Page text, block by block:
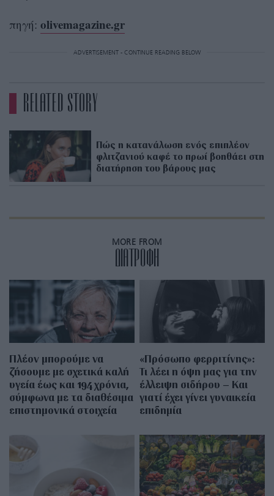
πηγή: olivemagazine.gr
ADVERTISEMENT - CONTINUE READING BELOW
RELATED STORY
Πώς η κατανάλωση ενός επιπλέον
φλιτζανιού καφέ το πρωί βοηθάει στη
διατήρηση του βάρους μας
MORE FROM
ΔΙΑΤΡΟΦΗ
Πλέον μπορούμε να
ζήσουμε με σχετικά καλή
υγεία έως και 194 χρόνια,
σύμφωνα με τα διαθέσιμα
επιστημονικά στοιχεία
«Πρόσωπο φερριτίνης»:
Τι λέει η όψη μας για την
έλλειψη σιδήρου – Και
γιατί έχει γίνει γυναικεία
επιδημία